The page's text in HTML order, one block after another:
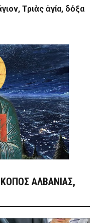
Τριὰς ἁγία, δόξα
ΑΛΒΑΝΊΑΣ,